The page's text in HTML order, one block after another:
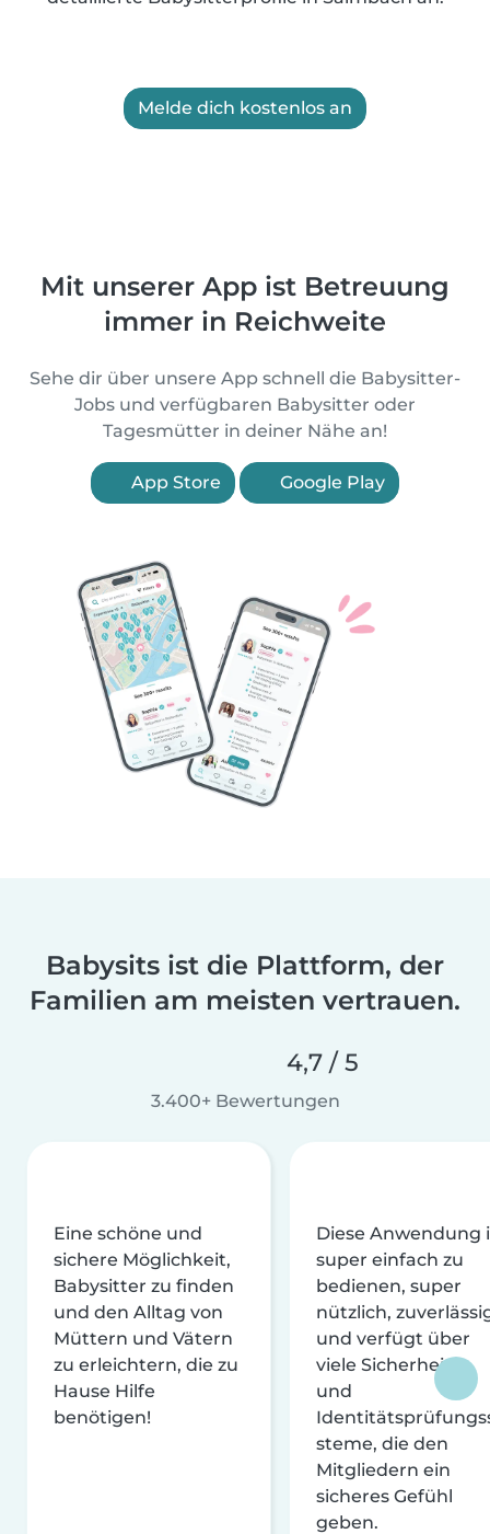
Melde dich kostenlos an
Mit unserer App ist Betreuung
immer in Reichweite
Sehe dir über unsere App schnell die Babysitter-
Jobs und verfügbaren Babysitter oder
Tagesmütter in deiner Nähe an!
App Store Google Play
Babysits ist die Plattform, der
Familien am meisten vertrauen.
4,7 / 5
3.400+ Bewertungen
Eine schöne und
sichere Möglichkeit,
Babysitter zu finden
und den Alltag von
Müttern und Vätern
zu erleichtern, die zu
Hause Hilfe
benötigen!
Diese Anwendung
super einfach zu
bedienen, super
nützlich,
und verfügt über
viele Sicherheits-
und
steme, die den
Mitgliedern ein
sicheres Gefühl
geben.